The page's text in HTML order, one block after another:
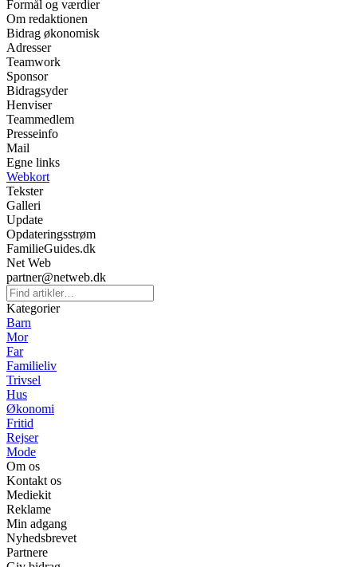
Formål og værdier
Om redaktionen
Bidrag økonomisk
Adresser
Teamwork
Sponsor
Bidragsyder
Henviser
Teammedlem
Presseinfo
Mail
Egne links
Webkort
Tekster
Galleri
Update
Opdateringsstrøm
FamilieGuides.dk
Net Web
partner@netweb.dk
Kategorier
Barn
Mor
Far
Familieliv
Trivsel
Hus
Økonomi
Fritid
Rejser
Mode
Om os
Kontakt os
Mediekit
Reklame
Min adgang
Nyhedsbrevet
Partnere